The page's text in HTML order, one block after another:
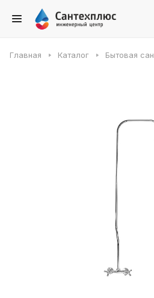
Главная Каталог Бытовая